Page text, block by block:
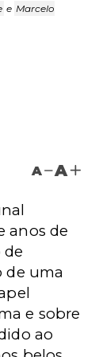
e Marcelo
A A
anos de
de
de uma
e sobre
ao